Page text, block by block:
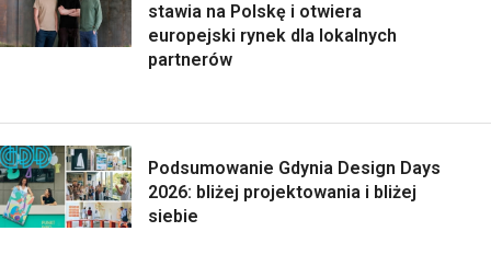
stawia na Polskę i otwiera
europejski rynek dla lokalnych
partnerów
Podsumowanie Gdynia Design Days
2026: bliżej projektowania i bliżej
siebie